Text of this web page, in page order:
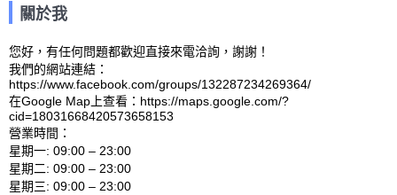
關於我
您好，有任何問題都歡迎直接來電洽詢，謝謝！
我們的網站連結：
https://www.facebook.com/groups/132287234269364/
在Google Map上查看：https://maps.google.com/?
cid=18031668420573658153
營業時間：
星期一: 09:00 – 23:00
星期二: 09:00 – 23:00
星期三: 09:00 – 23:00